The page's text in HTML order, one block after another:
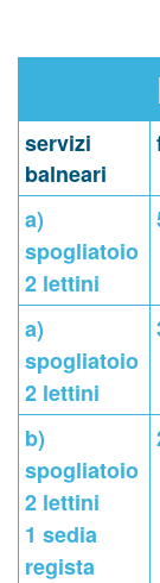
servizi
balneari
a)
spogliatoio
2 lettini
a)
spogliatoio
2 lettini
b)
spogliatoio
2 lettini
1 sedia
regista